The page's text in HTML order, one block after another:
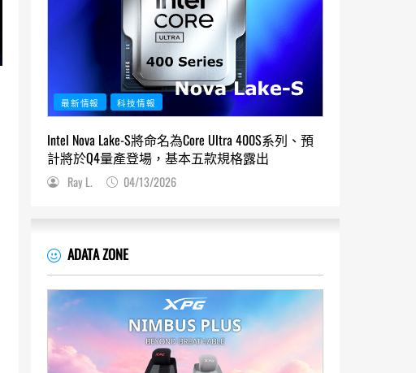
最新情報 科技情報
Intel Nova Lake-S將命名為Core Ultra 400S系列、預
計將於Q4量產登場，基本五款規格露出
Ray L. 04/13/2026
ADATA ZONE